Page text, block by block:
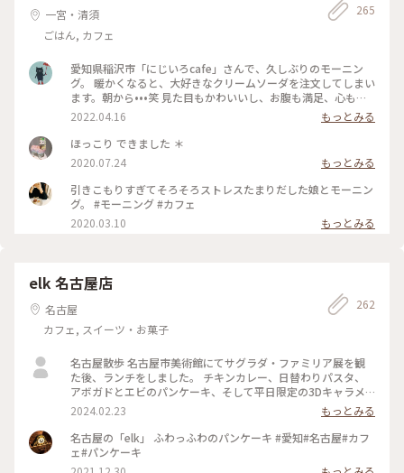
一宮・清須
ごはん, カフェ
265
愛知県稲沢市「にじいろcafe」さんで、久しぶりのモーニン
グ。 暖かくなると、大好きなクリームソーダを注文してしまい
ます。朝から•••笑 見た目もかわいいし、お腹も満足、心も満
たされました。 #カフェ #クリームソーダ #モーニング #Myこ
とりっぷ #ゴーラー隊
2022.04.16
もっとみる
ほっこり できました ＊
2020.07.24
もっとみる
引きこもりすぎてそろそろストレスたまりだした娘とモーニン
グ。 #モーニング #カフェ
2020.03.10
もっとみる
elk 名古屋店
名古屋
カフェ, スイーツ・お菓子
262
名古屋散歩 名古屋市美術館にてサグラダ・ファミリア展を観
た後、ランチをしました。 チキンカレー、日替わりパスタ、
アボガドとエビのパンケーキ、そして平日限定の3Dキャラメ
ルラテを注文。 スパイスが効いていて、しっかりとしたお味で
した。とても美味しかったです。 注文してから時間が必要な
3Dキャラメルラテはふわふわでとても可愛かったです。 #私の
ことりっぷ旅
2024.02.23
もっとみる
名古屋の「elk」 ふわっふわのパンケーキ #愛知#名古屋#カフ
ェ#パンケーキ